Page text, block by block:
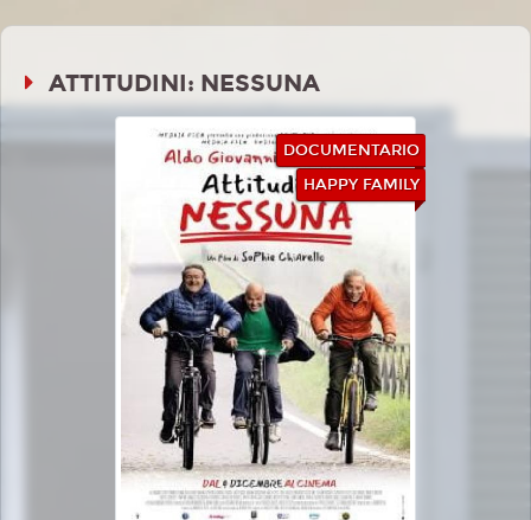
ATTITUDINI: NESSUNA
DOCUMENTARIO
HAPPY FAMILY